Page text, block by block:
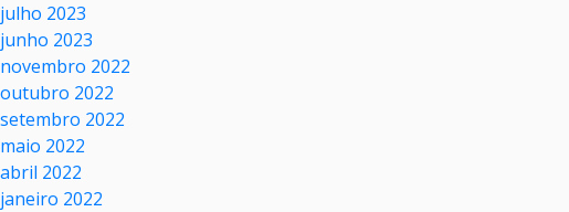
julho 2023
junho 2023
novembro 2022
outubro 2022
setembro 2022
maio 2022
abril 2022
janeiro 2022